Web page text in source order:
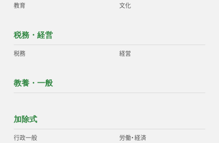
教育 文化
税務・経営
税務 経営
教養・一般
加除式
行政一般
労働・経済